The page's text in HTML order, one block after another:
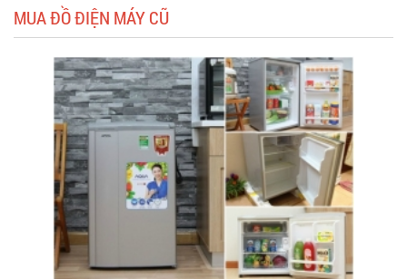
MUA ĐỒ ĐIỆN MÁY CŨ